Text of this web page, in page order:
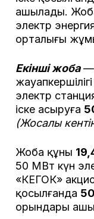
ашылады.
электр
орталығы
Екінші жоба—
электр
іске асыруға
(Жосалы
Жоба құны
50 МВт күн
«КЕГОК»
қосылғанда
орындары